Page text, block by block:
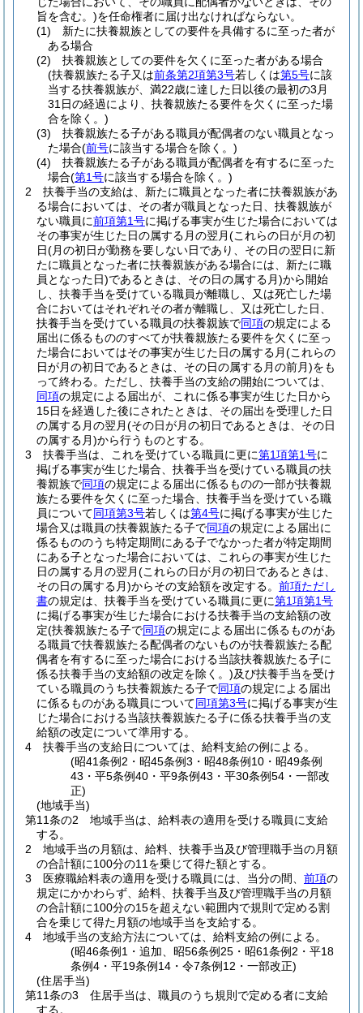
旨を含む。)を任命権者に届け出なければならない。
(1)
新たに扶養親族としての要件を具備するに至った者が
ある場合
(2)
扶養親族としての要件を欠くに至った者がある場合
(扶養親族たる子又は前条第2項第3号若しくは第5号に該
当する扶養親族が、満22歳に達した日以後の最初の3月
31日の経過により、扶養親族たる要件を欠くに至った場
合を除く。)
(3)
扶養親族たる子がある職員が配偶者のない職員となっ
た場合(前号に該当する場合を除く。)
(4)
扶養親族たる子がある職員が配偶者を有するに至った
場合(第1号に該当する場合を除く。)
2
扶養手当の支給は、新たに職員となった者に扶養親族があ
る場合においては、その者が職員となった日、扶養親族が
ない職員に前項第1号に掲げる事実が生じた場合においては
その事実が生じた日の属する月の翌月(これらの日が月の初
日(月の初日が勤務を要しない日であり、その日の翌日に新
たに職員となった者に扶養親族がある場合には、新たに職
員となった日)であるときは、その日の属する月)から開始
し、扶養手当を受けている職員が離職し、又は死亡した場
合においてはそれぞれその者が離職し、又は死亡した日、
扶養手当を受けている職員の扶養親族で同項の規定による
届出に係るもののすべてが扶養親族たる要件を欠くに至っ
た場合においてはその事実が生じた日の属する月(これらの
日が月の初日であるときは、その日の属する月の前月)をも
って終わる。 ただし、扶養手当の支給の開始については、
同項の規定による届出が、これに係る事実が生じた日から
15日を経過した後にされたときは、その届出を受理した日
の属する月の翌月(その日が月の初日であるときは、その日
の属する月)から行うものとする。
3
扶養手当は、これを受けている職員に更に第1項第1号に
掲げる事実が生じた場合、扶養手当を受けている職員の扶
養親族で同項の規定による届出に係るものの一部が扶養親
族たる要件を欠くに至った場合、扶養手当を受けている職
員について同項第3号若しくは第4号に掲げる事実が生じた
場合又は職員の扶養親族たる子で同項の規定による届出に
係るもののうち特定期間にある子でなかった者が特定期間
にある子となった場合においては、これらの事実が生じた
日の属する月の翌月(これらの日が月の初日であるときは、
その日の属する月)からその支給額を改定する。 前項ただし
書の規定は、扶養手当を受けている職員に更に第1項第1号
に掲げる事実が生じた場合における扶養手当の支給額の改
定(扶養親族たる子で同項の規定による届出に係るものがあ
る職員で扶養親族たる配偶者のないものが扶養親族たる配
偶者を有するに至った場合における当該扶養親族たる子に
係る扶養手当の支給額の改定を除く。)及び扶養手当を受け
ている職員のうち扶養親族たる子で同項の規定による届出
に係るものがある職員について同項第3号に掲げる事実が生
じた場合における当該扶養親族たる子に係る扶養手当の支
給額の改定について準用する。
4
扶養手当の支給日については、給料支給の例による。
(昭41条例2・昭45条例3・昭48条例10・昭49条例
43・平5条例40・平9条例43・平30条例54・一部改
正)
(地域手当)
第11条の2
地域手当は、給料表の適用を受ける職員に支給
する。
2
地域手当の月額は、給料、扶養手当及び管理職手当の月額
の合計額に100分の11を乗じて得た額とする。
3
医療職給料表の適用を受ける職員には、当分の間、 前項の
規定にかかわらず、給料、扶養手当及び管理職手当の月額
の合計額に100分の15を超えない範囲内で規則で定める割
合を乗じて得た月額の地域手当を支給する。
4
地域手当の支給方法については、給料支給の例による。
(昭46条例1・追加、昭56条例25・昭61条例2・平18
条例4・平19条例14・令7条例12・一部改正)
(住居手当)
第11条の3
住居手当は、職員のうち規則で定める者に支給
する。